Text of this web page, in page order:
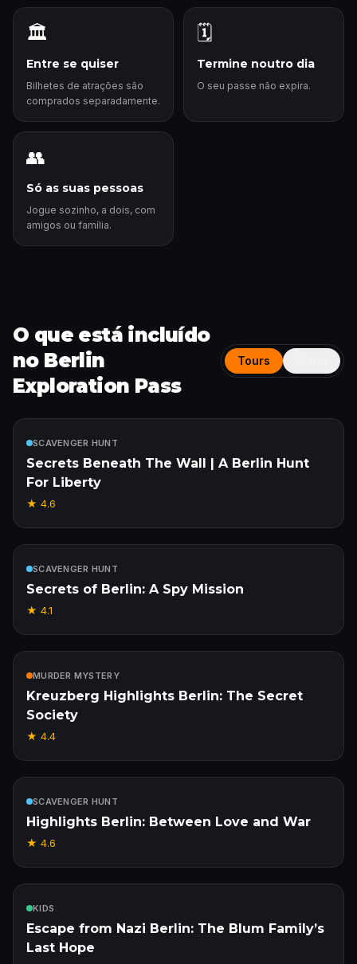
🏛️
Entre se quiser
Bilhetes de atrações são
comprados separadamente.
🗓️
Termine noutro dia
O seu passe não expira.
👥
Só as suas pessoas
Jogue sozinho, a dois, com
amigos ou família.
O que está incluído
no Berlin
Exploration Pass
Tours
SCAVENGER HUNT
Secrets Beneath The Wall | A Berlin Hunt
For Liberty
★ 4.6
SCAVENGER HUNT
Secrets of Berlin: A Spy Mission
★ 4.1
MURDER MYSTERY
Kreuzberg Highlights Berlin: The Secret
Society
★ 4.4
SCAVENGER HUNT
Highlights Berlin: Between Love and War
★ 4.6
KIDS
Escape from Nazi Berlin: The Blum Family’s
Last Hope